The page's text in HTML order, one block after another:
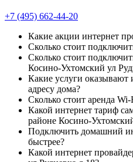
+7 (495) 662-44-20
Какие акции интернет
Сколько стоит
Сколько стоит
Косино-Ухтомский ул
Какие услуги оказывают
адресу дома?
Сколько стоит аренда Wi-
Какой интернет тариф
районе Косино-
Подключить домашний
быстрее?
Какой интернет